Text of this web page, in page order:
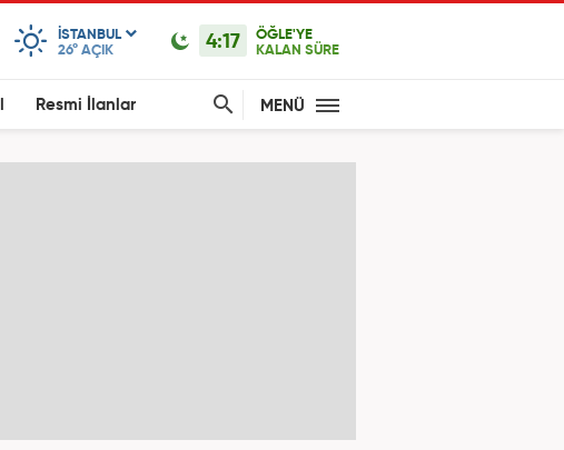
ISTANBUL
26° AÇIK 4:17
ÖĞLE'YE
KALAN SÜRE
Resmi İlanlar MENÜ